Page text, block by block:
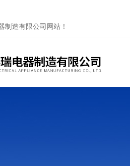
制造有限公司网站！